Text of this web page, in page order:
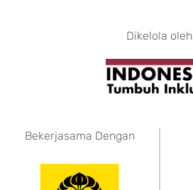
Dikelola oleh
Bekerjasama Dengan